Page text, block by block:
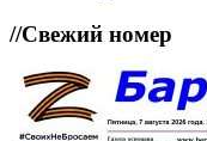
//Свежий номер